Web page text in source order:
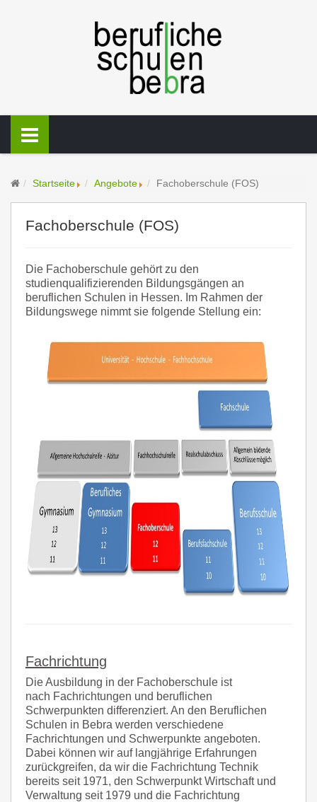
Startseite Angebote Fachoberschule (FOS)
Fachoberschule (FOS)
Die Fachoberschule gehört zu den
studienqualifizierenden Bildungsgängen an
beruflichen Schulen in Hessen. Im Rahmen der
Bildungswege nimmt sie folgende Stellung ein:
Fachrichtung
Die Ausbildung in der Fachoberschule ist
nach Fachrichtungen und beruflichen
Schwerpunkten differenziert. An den Beruflichen
Schulen in Bebra werden verschiedene
Fachrichtungen und Schwerpunkte angeboten.
Dabei können wir auf langjährige Erfahrungen
zurückgreifen, da wir die Fachrichtung Technik
bereits seit 1971, den Schwerpunkt Wirtschaft und
Verwaltung seit 1979 und die Fachrichtung